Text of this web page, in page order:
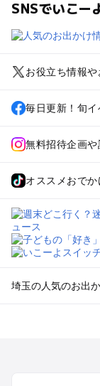
SNSでいこー
お役立ち情報
毎日更新！旬
無料招待企画
オススメおでか
埼玉の人気のお出